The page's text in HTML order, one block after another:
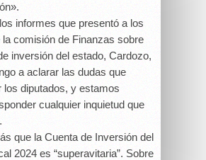
informes que presentó a los
la comisión de Finanzas sobre
inversión del estado, Cardozo,
a aclarar las dudas que
los diputados, y estamos
cualquier inquietud que
que la Cuenta de Inversión del
2024 es “superavitaria”. Sobre